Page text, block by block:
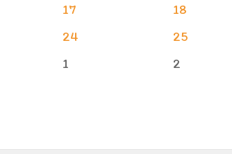
17 18
24 25
1 2